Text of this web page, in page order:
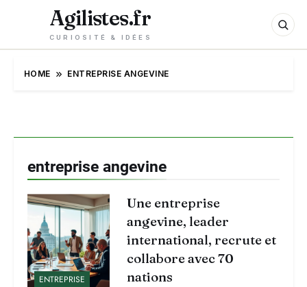
Agilistes.fr
CURIOSITÉ & IDÉES
HOME ENTREPRISE ANGEVINE
entreprise angevine
ENTREPRISE
Une entreprise
angevine, leader
international, recrute et
collabore avec 70
nations